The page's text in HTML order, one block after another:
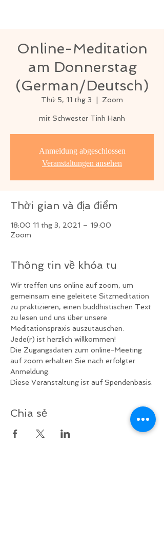
Online-Meditation
am Donnerstag
(German/Deutsch)
Thứ 5, 11 thg 3 Zoom
mit Schwester Tinh Hanh
Anmeldung abgeschlossen
Veranstaltungen ansehen
Thời gian và địa điểm
18:00 11 thg 3, 2021 – 19:00
Zoom
Thông tin về khóa tu
Wir treffen uns online auf zoom, um
gemeinsam eine geleitete Sitzmeditation
zu praktizieren, einen buddhistischen Text
zu lesen und uns über unsere
Meditationspraxis auszutauschen.
Jede(r) ist herzlich willkommen!
Die Zugangsdaten zum online-Meeting
auf zoom erhalten Sie nach erfolgter
Anmeldung.
Diese Veranstaltung ist auf Spendenbasis.
Chia sẻ